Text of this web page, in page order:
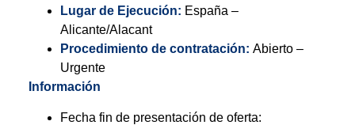
Lugar de Ejecución: España –
Alicante/Alacant
Procedimiento de contratación: Abierto –
Urgente
Información
Fecha fin de presentación de oferta: